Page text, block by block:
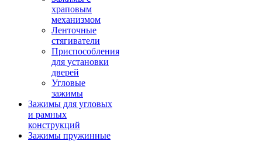
храповым
механизмом
Ленточные
стягиватели
Приспособления
для установки
дверей
Угловые
зажимы
Зажимы для угловых
и рамных
конструкций
Зажимы пружинные